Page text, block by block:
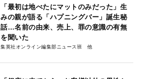
「最初は地べたにマットのみだった」生
みの親が語る「ハプニングバー」誕生秘
話…名前の由来、売上、罪の意識の有無
を聞いた
集英社オンライン編集部ニュース班